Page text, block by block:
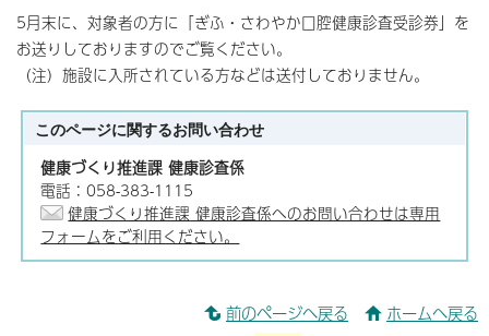
5月末に、対象者の方に「ぎふ・さわやか口腔健康診査受診券」を
お送りしておりますのでご覧ください。
（注）施設に入所されている方などは送付しておりません。
このページに関するお問い合わせ
健康づくり推進課 健康診査係
電話：058-383-1115
健康づくり推進課 健康診査係へのお問い合わせは専用
フォームをご利用ください。
前のページへ戻る ホームへ戻る